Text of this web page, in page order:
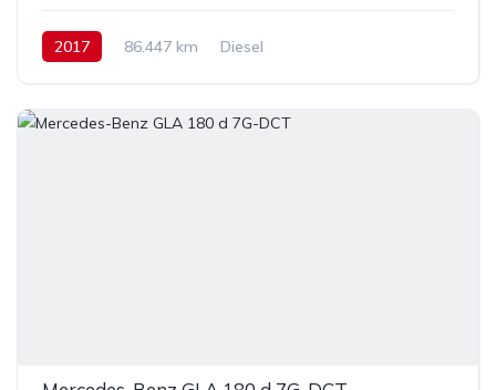
2017 86.447 km Diesel